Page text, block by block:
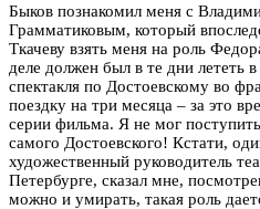
Быков познакомил меня с
Грамматиковым, который
Ткачеву взять меня на роль
деле должен был в те дни лететь
спектакля по Достоевскому во
поездку на три месяца – за это
серии фильма. Я не мог
самого Достоевского! Кстати,
художественный руководитель
Петербурге, сказал мне,
можно и умирать, такая роль